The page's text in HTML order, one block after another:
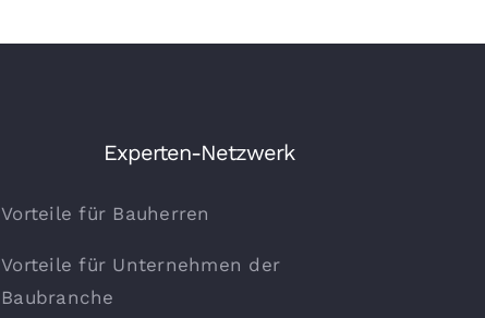
Experten-Netzwerk
Vorteile für Bauherren
Vorteile für Unternehmen der
Baubranche